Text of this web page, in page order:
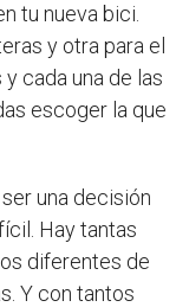
tu nueva bici.
y otra para el
cada una de las
escoger la que
una decisión
Hay tantas
diferentes de
Y con tantos